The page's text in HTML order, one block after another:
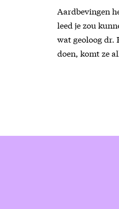
Aardbevingen
leed je zou
wat geoloog dr.
doen, komt ze